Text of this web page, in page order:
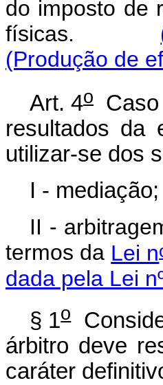
do imposto de
físicas.
(Produção de
Art. 4o
resultados da
utilizar-se dos
I - mediação;
II -
termos da Lei n
dada pela Lei
§ 1o
árbitro deve
caráter